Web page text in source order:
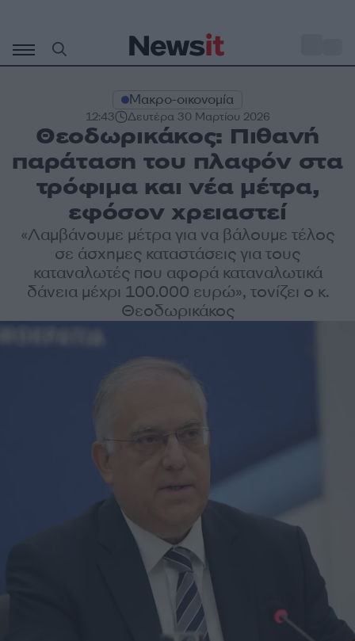
περιεχόμενο
Μακρο-οικονομία
12:43 Δευτέρα 30 Μαρτίου 2026
Θεοδωρικάκος: Πιθανή
παράταση του πλαφόν στα
τρόφιμα και νέα μέτρα,
εφόσον χρειαστεί
«Λαμβάνουμε μέτρα για να βάλουμε τέλος
σε άσχημες καταστάσεις για τους
καταναλωτές που αφορά καταναλωτικά
δάνεια μέχρι 100.000 ευρώ», τονίζει ο κ.
Θεοδωρικάκος